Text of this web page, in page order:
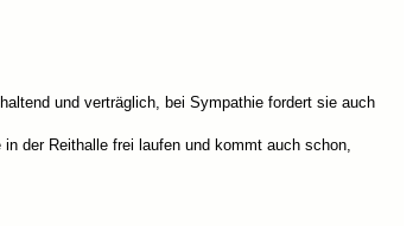
und verträglich, bei Sympathie fordert sie auch
der Reithalle frei laufen und kommt auch schon,